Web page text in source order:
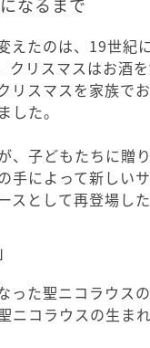
えたのは、19世紀
クリスマスはお酒
リスマスを家族で
た。
子どもたちに贈
手によって新しい
として再登場した
った聖ニコラウス
ニコラウスの生ま